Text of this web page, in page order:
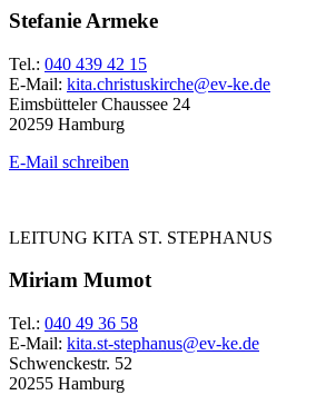
Stefanie Armeke
Tel.: 040 439 42 15
E-Mail: kita.christuskirche@ev-ke.de
Eimsbütteler Chaussee 24
20259 Hamburg
E-Mail schreiben
LEITUNG KITA ST. STEPHANUS
Miriam Mumot
Tel.: 040 49 36 58
E-Mail: kita.st-stephanus@ev-ke.de
Schwenckestr. 52
20255 Hamburg